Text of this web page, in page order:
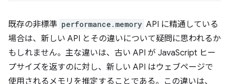
既存の非標準 performance.memory API に精通している
場合は、新しい API とその違いについて疑問に思われるか
もしれません。主な違いは、古い API が JavaScript ヒー
プサイズを返すのに対し、新しい API はウェブページで
使用されるメモリを推定することである。この違いは、